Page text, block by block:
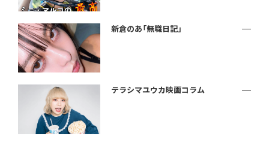
新倉のあ「無職日記」
テラシマユウカ映画コラム